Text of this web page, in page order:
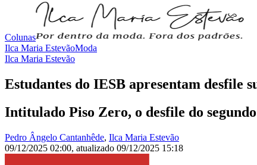
Colunas
Ilca Maria EstevãoModa
Ilca Maria Estevão
Estudantes do IESB apresentam desfile
Intitulado Piso Zero, o desfile do
Pedro Ângelo Cantanhêde, Ilca Maria Estevão
09/12/2025 02:00, atualizado 09/12/2025 15:18